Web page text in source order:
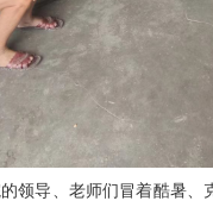
领导、老师们冒着酷暑